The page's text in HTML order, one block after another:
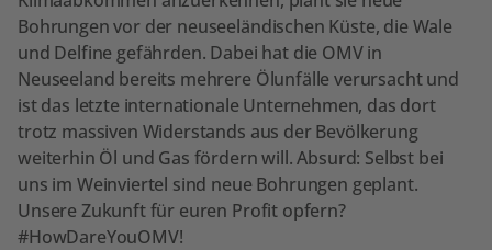
Bohrungen vor der neuseeländischen Küste, die Wale
und Delfine gefährden. Dabei hat die OMV in
Neuseeland bereits mehrere Ölunfälle verursacht und
ist das letzte internationale Unternehmen, das dort
trotz massiven Widerstands aus der Bevölkerung
weiterhin Öl und Gas fördern will. Absurd: Selbst bei
uns im Weinviertel sind neue Bohrungen geplant.
Unsere Zukunft für euren Profit opfern?
#HowDareYouOMV!